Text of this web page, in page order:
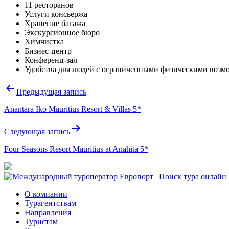
11 ресторанов
Услуги консьержа
Хранение багажа
Экскурсионное бюро
Химчистка
Бизнес-центр
Конференц-зал
Удобства для людей с ограниченными физическими
Навигация
записям
Предыдущая запись
Anantara Iko Mauritius Resort & Villas 5*
Следующая запись
Four Seasons Resort Mauritius at Anahita 5*
О компании
Турагентствам
Направления
Туристам